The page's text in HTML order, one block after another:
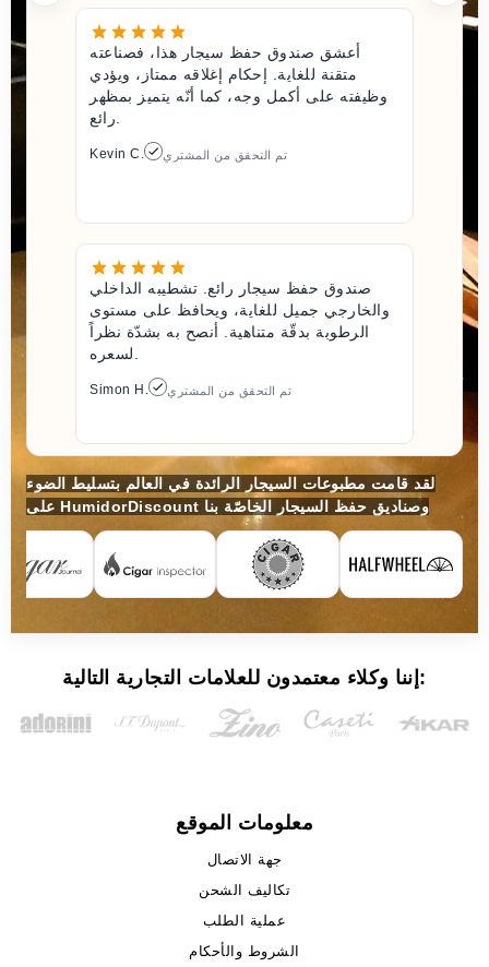
أعشق صندوق حفظ سيجار هذا، فصناعته
متقنة للغاية. إحكام إغلاقه ممتاز، ويؤدي
وظيفته على أكمل وجه، كما أنّه يتميز بمظهر
Kevin C. تم التحقق من المشتري
صندوق حفظ سيجار رائع. تشطيبه الداخلي
والخارجي جميل للغاية، ويحافظ على مستوى
الرطوبة بدقّة متناهية. أنصح به بشدّة نظراً
Simon H. تم التحقق من المشتري
لقد قامت مطبوعات السيجار الرائدة في العالم بتسليط الضوء
على HumidorDiscount وصناديق حفظ السيجار الخاصّة بنا
إننا وكلاء معتمدون للعلامات التجارية التالية:
معلومات الموقع
جهة الاتصال
تكاليف الشحن
عملية الطلب
الشروط والأحكام